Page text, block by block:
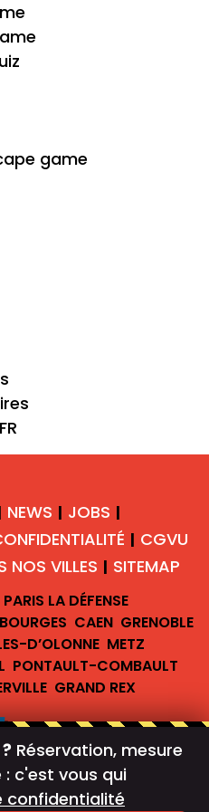
game
NEWS | JOBS |
| CGVU
NOS VILLES | SITEMAP
PARIS LA DÉFENSE
BOURGES CAEN GRENOBLE
D’OLONNE METZ
PONTAULT-COMBAULT
GRAND REX
Réservation, mesure
c'est vous qui
confidentialité